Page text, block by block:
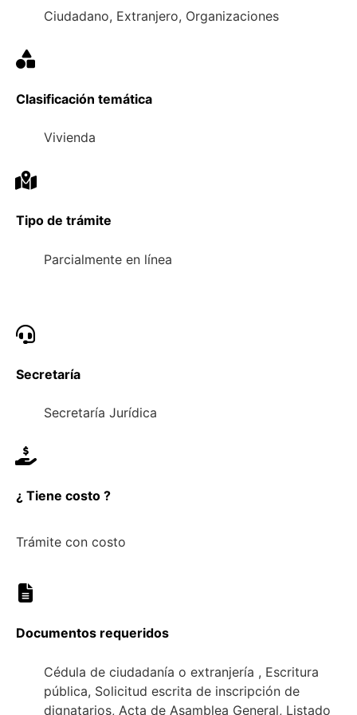
Ciudadano, Extranjero, Organizaciones
Clasificación temática
Vivienda
Tipo de trámite
Parcialmente en línea
Secretaría
Secretaría Jurídica
¿ Tiene costo ?
Trámite con costo
Documentos requeridos
Cédula de ciudadanía o extranjería , Escritura
pública, Solicitud escrita de inscripción de
dignatarios, Acta de Asamblea General, Listado